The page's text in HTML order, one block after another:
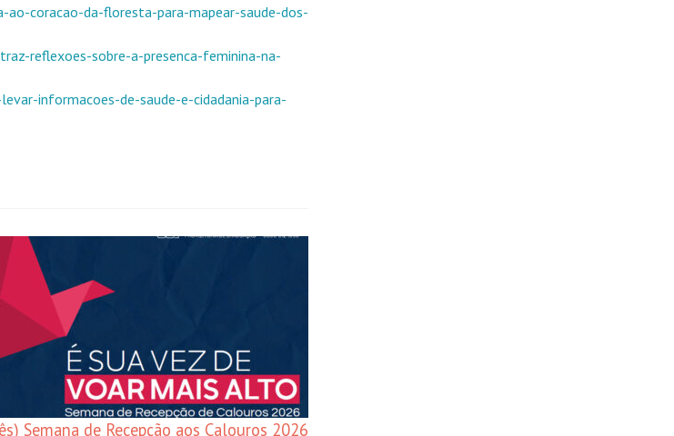
coracao-da-floresta-para-mapear-saude-dos-
reflexoes-sobre-a-presenca-feminina-na-
informacoes-de-saude-e-cidadania-para-
Semana de Recepção aos Calouros 2026